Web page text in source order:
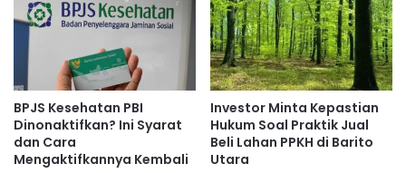
BPJS Kesehatan PBI
Dinonaktifkan? Ini Syarat
dan Cara
Mengaktifkannya Kembali
Investor Minta Kepastian
Hukum Soal Praktik Jual
Beli Lahan PPKH di Barito
Utara